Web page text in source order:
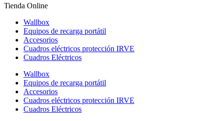
Tienda Online
Wallbox
Equipos de recarga portátil
Accesorios
Cuadros eléctricos protección IRVE
Cuadros Eléctricos
Wallbox
Equipos de recarga portátil
Accesorios
Cuadros eléctricos protección IRVE
Cuadros Eléctricos